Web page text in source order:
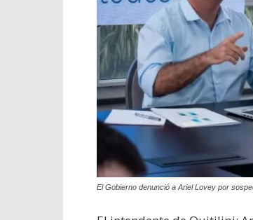
El Gobierno denunció a Ariel Lovey por